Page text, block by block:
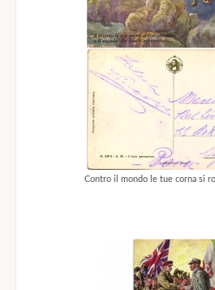
Contro il mondo le tue corna si